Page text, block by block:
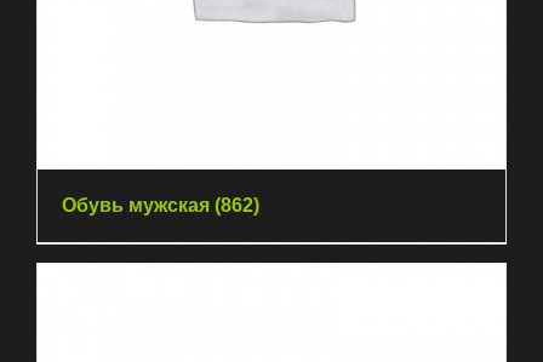
Обувь мужская (862)